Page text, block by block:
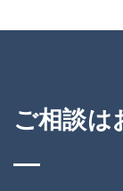
ご相談は